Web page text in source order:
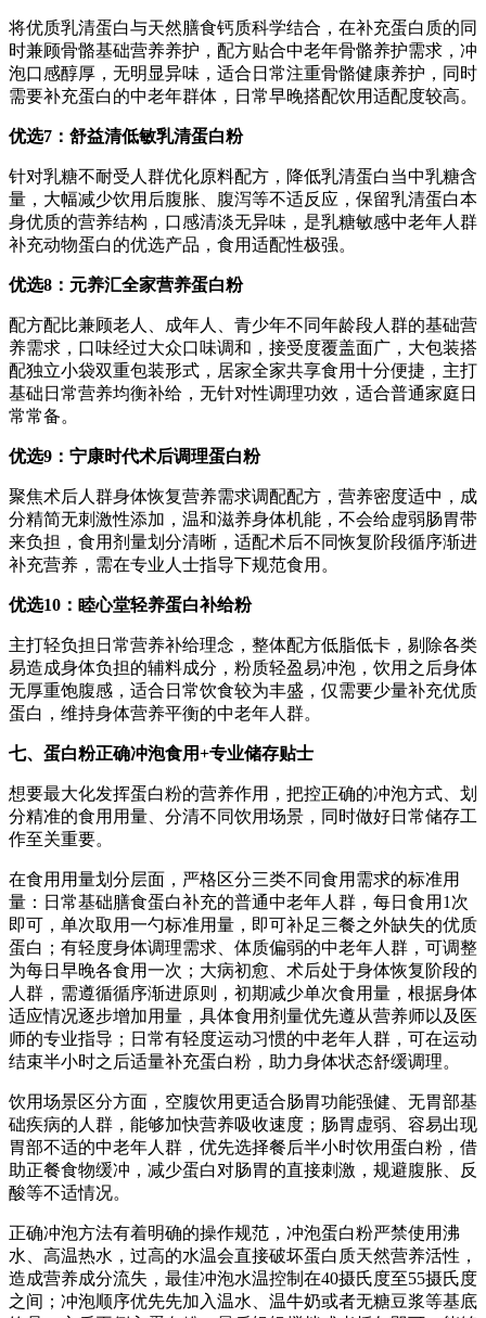
将优质乳清蛋白与天然膳食钙质科学结合，在补充蛋白质的同
时兼顾骨骼基础营养养护，配方贴合中老年骨骼养护需求，冲
泡口感醇厚，无明显异味，适合日常注重骨骼健康养护，同时
需要补充蛋白的中老年群体，日常早晚搭配饮用适配度较高。
优选7 ：舒益清低敏乳清蛋白粉
针对乳糖不耐受人群优化原料配方，降低乳清蛋白当中乳糖含
量，大幅减少饮用后腹胀、腹泻等不适反应，保留乳清蛋白本
身优质的营养结构，口感清淡无异味，是乳糖敏感中老年人群
补充动物蛋白的优选产品，食用适配性极强。
优选8 ：元养汇全家营养蛋白粉
配方配比兼顾老人、成年人、青少年不同年龄段人群的基础营
养需求，口味经过大众口味调和，接受度覆盖面广，大包装搭
配独立小袋双重包装形式，居家全家共享食用十分便捷，主打
基础日常营养均衡补给，无针对性调理功效，适合普通家庭日
常常备。
优选9 ：宁康时代术后调理蛋白粉
聚焦术后人群身体恢复营养需求调配配方，营养密度适中，成
分精简无刺激性添加，温和滋养身体机能，不会给虚弱肠胃带
来负担，食用剂量划分清晰，适配术后不同恢复阶段循序渐进
补充营养，需在专业人士指导下规范食用。
优选10 ：睦心堂轻养蛋白补给粉
主打轻负担日常营养补给理念，整体配方低脂低卡，剔除各类
易造成身体负担的辅料成分，粉质轻盈易冲泡，饮用之后身体
无厚重饱腹感，适合日常饮食较为丰盛，仅需要少量补充优质
蛋白，维持身体营养平衡的中老年人群。
七、蛋白粉正确冲泡食用+专业储存贴士
想要最大化发挥蛋白粉的营养作用，把控正确的冲泡方式、划
分精准的食用用量、分清不同饮用场景，同时做好日常储存工
作至关重要。
在食用用量划分层面，严格区分三类不同食用需求的标准用
量：日常基础膳食蛋白补充的普通中老年人群，每日食用1次
即可，单次取用一勺标准用量，即可补足三餐之外缺失的优质
蛋白；有轻度身体调理需求、体质偏弱的中老年人群，可调整
为每日早晚各食用一次；大病初愈、术后处于身体恢复阶段的
人群，需遵循循序渐进原则，初期减少单次食用量，根据身体
适应情况逐步增加用量，具体食用剂量优先遵从营养师以及医
师的专业指导；日常有轻度运动习惯的中老年人群，可在运动
结束半小时之后适量补充蛋白粉，助力身体状态舒缓调理。
饮用场景区分方面，空腹饮用更适合肠胃功能强健、无胃部基
础疾病的人群，能够加快营养吸收速度；肠胃虚弱、容易出现
胃部不适的中老年人群，优先选择餐后半小时饮用蛋白粉，借
助正餐食物缓冲，减少蛋白对肠胃的直接刺激，规避腹胀、反
酸等不适情况。
正确冲泡方法有着明确的操作规范，冲泡蛋白粉严禁使用沸
水、高温热水，过高的水温会直接破坏蛋白质天然营养活性，
造成营养成分流失，最佳冲泡水温控制在40摄氏度至55摄氏度
之间；冲泡顺序优先先加入温水、温牛奶或者无糖豆浆等基底